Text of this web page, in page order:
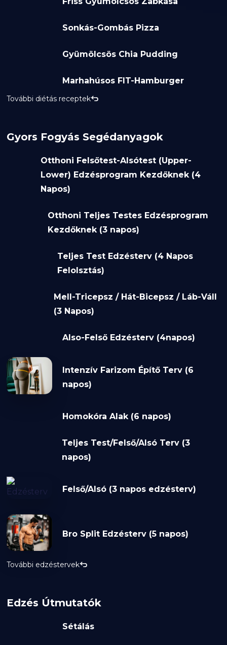
Sonkás-Gombás Pizza
Gyümölcsös Chia Pudding
Marhahúsos FIT-Hamburger
További diétás receptek
Gyors Fogyás Segédanyagok
Otthoni Felsőtest-Alsótest (Upper-
Lower) Edzésprogram Kezdőknek (4
Napos)
Otthoni Teljes Testes Edzésprogram
Kezdőknek (3 napos)
Teljes Test Edzésterv (4 Napos
Felolsztás)
Mell-Tricepsz / Hát-Bicepsz / Láb-Váll
(3 Napos)
Also-Felső Edzésterv (4napos)
Intenzív Farizom Építő Terv (6
napos)
Homokóra Alak (6 napos)
Teljes Test/Felső/Alsó Terv (3
napos)
Felső/Alsó (3 napos edzésterv)
Bro Split Edzésterv (5 napos)
További edzéstervek
Edzés Útmutatók
Sétálás